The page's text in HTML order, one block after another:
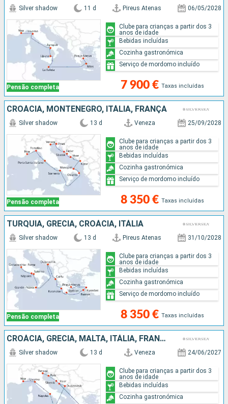
Pensão completa
Silver shadow 11 d Pireus Atenas 06/05/2028
7 900 € Taxas incluídas
Clube para crianças a partir dos 3
anos de idade
Bebidas incluídas
Cozinha gastronómica
Serviço de mordomo incluído
CROÁCIA, MONTENEGRO, ITÁLIA, FRANÇA
Pensão completa
Silver shadow 13 d Veneza 25/09/2028
8 350 € Taxas incluídas
Clube para crianças a partir dos 3
anos de idade
Bebidas incluídas
Cozinha gastronómica
Serviço de mordomo incluído
TURQUIA, GRÉCIA, CROÁCIA, ITÁLIA
Pensão completa
Silver shadow 13 d Pireus Atenas 31/10/2028
8 350 € Taxas incluídas
Clube para crianças a partir dos 3
anos de idade
Bebidas incluídas
Cozinha gastronómica
Serviço de mordomo incluído
CROÁCIA, GRÉCIA, MALTA, ITÁLIA, FRANÇA
Silver shadow 13 d Veneza 24/06/2027
Clube para crianças a partir dos 3
anos de idade
Bebidas incluídas
Cozinha gastronómica